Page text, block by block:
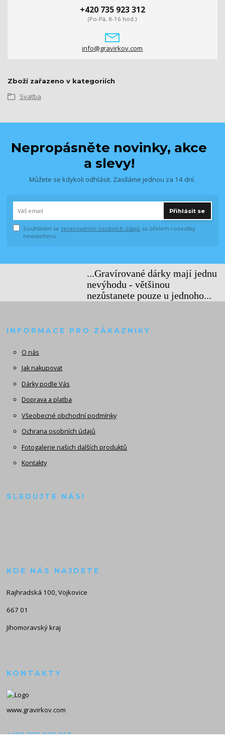
+420 735 923 312
(Po-Pá, 8-16 hod.)
info@gravirkov.com
Zboží zařazeno v kategoriích
Svatba
Nepropásněte novinky, akce
a slevy!
Můžete se kdykoli odhlásit. Zasíláme jednou za 14 dní.
Přihlásit se
Souhlasím se zpracováním osobních údajů za účelem rozesílky
newsletteru.
...Gravírované dárky mají jednu
nevýhodu - většinou
nezůstanete pouze u jednoho...
INFORMACE PRO ZÁKAZNÍKY
O nás
Jak nakupovat
Dárky podle Vás
Doprava a platba
Všeobecné obchodní podmínky
Ochrana osobních údajů
Fotogalerie našich dalších produktů
Kontakty
SLEDUJTE NÁS!
KDE NÁS NAJDETE
Rajhradská 100, Vojkovice
667 01
Jihomoravský kraj
KONTAKTY
www.gravirkov.com
+420 735 923 312